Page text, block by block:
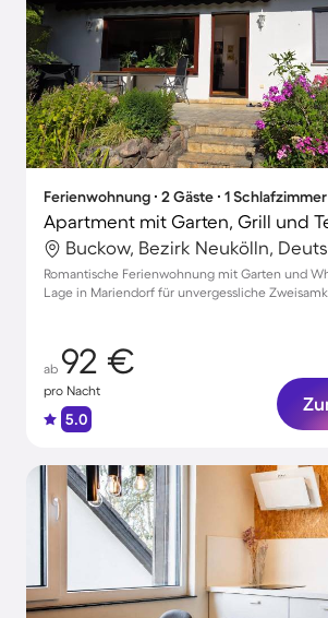
Ferienwohnung ∙ 2 Gäste ∙ 1 Schlafzimmer
Buckow, Bezirk Neukölln,
Romantische Ferienwohnung mit Garten und
Lage in Mariendorf für unvergessliche
ab 92 €
pro Nacht
5.0